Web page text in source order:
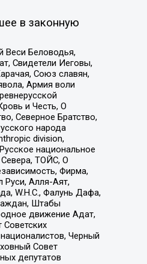
в законную
Веси Беловодья,
Свидетели Иеговы,
Союз славян,
Армия воли
и Честь, О
Северное Братство,
народа
division,
национальное
ТОЙС, О
Фирма,
Руси, Алля-Аят,
W.H.С., Фалунь Дафа,
Штабы
движение Адат,
Черный
Совет
депутатов